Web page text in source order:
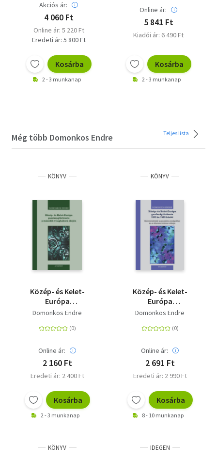
Akciós ár:
4 060 Ft
Online ár: 5 220 Ft
Eredeti ár: 5 800 Ft
Kosárba
2 - 3 munkanap
Online ár:
5 841 Ft
Kiadói ár: 6 490 Ft
Kosárba
2 - 3 munkanap
Még több Domonkos Endre Teljes lista
KÖNYV
Közép- és Kelet-
Európa
gazdaságtörténete a
idején - 1939-1945
Domonkos Endre
Online ár:
2 160 Ft
Eredeti ár: 2 400 Ft
Kosárba
2 - 3 munkanap
KÖNYV
Közép- és Kelet-
Európa
gazdaságtörténete
Reformkísérletek a
országokban és az
államszocializmus
válsága
Domonkos Endre
Online ár:
2 691 Ft
Eredeti ár: 2 990 Ft
Kosárba
8 - 10 munkanap
KÖNYV IDEGEN